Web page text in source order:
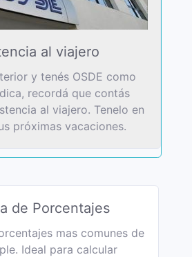
al viajero
y tenés OSDE como
recordá que contás
al viajero. Tenelo en
próximas vacaciones.
de Porcentajes
mas comunes de
Ideal para calcular